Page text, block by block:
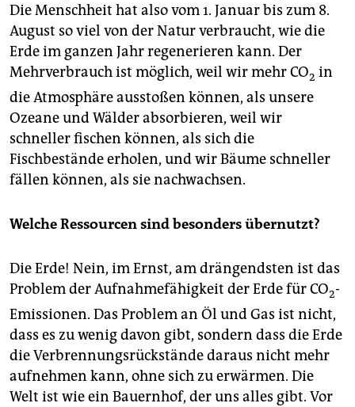
Die Menschheit hat also vom 1. Januar bis zum 8.
August so viel von der Natur verbraucht, wie die
Erde im ganzen Jahr regenerieren kann. Der
Mehrverbrauch ist möglich, weil wir mehr CO2 in
die Atmosphäre ausstoßen können, als unsere
Ozeane und Wälder absorbieren, weil wir
schneller fischen können, als sich die
Fischbestände erholen, und wir Bäume schneller
fällen können, als sie nachwachsen.
Welche Ressourcen sind besonders übernutzt?
Die Erde! Nein, im Ernst, am drängendsten ist das
Problem der Aufnahmefähigkeit der Erde für CO2-
Emissionen. Das Problem an Öl und Gas ist nicht,
dass es zu wenig davon gibt, sondern dass die Erde
die Verbrennungsrückstände daraus nicht mehr
aufnehmen kann, ohne sich zu erwärmen. Die
Welt ist wie ein Bauernhof, der uns alles gibt. Vor